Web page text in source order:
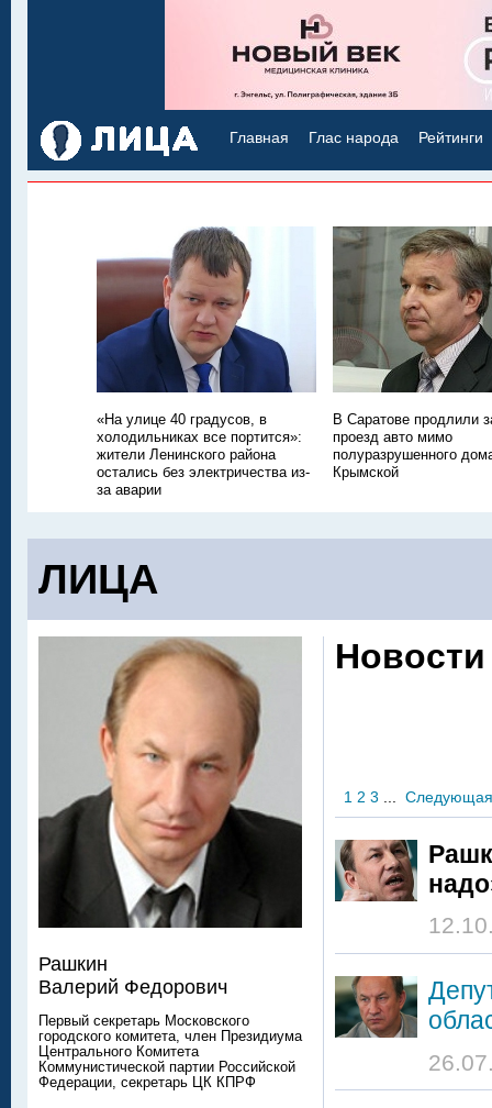
Главная Глас народа Рейтинги
«На улице 40 градусов, в
холодильниках все портится»:
жители Ленинского района
остались без электричества из-
за аварии
В Саратове продлили
проезд авто мимо
полуразрушенного
Крымской
ЛИЦА
Новости
1 2 3 Следующая
Рашкин
Валерий Федорович
Первый секретарь Московского
городского комитета, член Президиума
Центрального Комитета
Коммунистической партии Российской
Федерации, секретарь ЦК КПРФ